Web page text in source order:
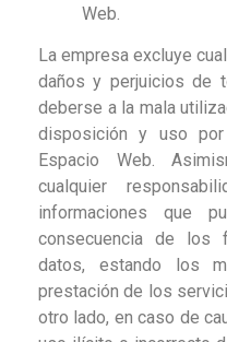
Web.
La empresa excluye
daños y perjuicios de
deberse a la mala
disposición y uso
Espacio Web.
cualquier
informaciones que
consecuencia de los
datos, estando los
prestación de los
otro lado, en caso de